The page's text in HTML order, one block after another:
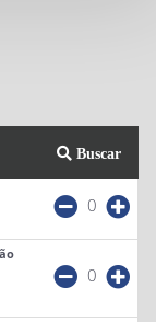
Buscar
0
0